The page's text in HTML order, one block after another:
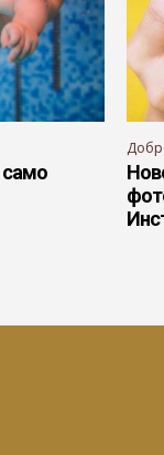
само